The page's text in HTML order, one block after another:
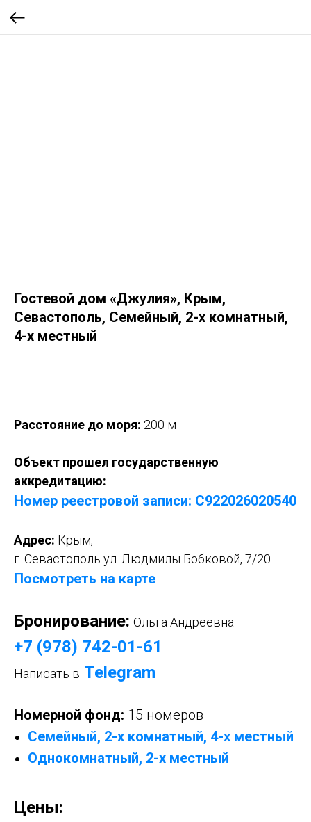
Гостевой дом «Джулия», Крым,
Севастополь, Семейный, 2-х комнатный,
4-х местный
Расстояние до моря: 200 м
Объект прошел государственную
аккредитацию:
Номер реестровой записи: С922026020540
Адрес: Крым,
г. Севастополь ул. Людмилы Бобковой, 7/20
Посмотреть на карте
Бронирование: Ольга Андреевна
+7 (978) 742-01-61
Написать в Telegram
Номерной фонд: 15 номеров
Семейный, 2-х комнатный, 4-х местный
Однокомнатный, 2-х местный
Цены: